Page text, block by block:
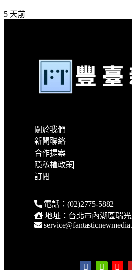
5 天前
關於我們
新聞聯絡
合作提案
隱私權政策
訂閱
電話：(02)2775-5882
地址：台北市內湖區瑞